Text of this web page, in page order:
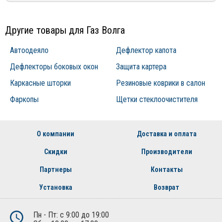
Другие товары для Газ Волга
Автоодеяло
Дефлектор капота
Дефлекторы боковых окон
Защита картера
Каркасные шторки
Резиновые коврики в салон
Фаркопы
Щетки стеклоочистителя
О компании Доставка и оплата
Скидки Производители
Партнеры Контакты
Установка Возврат
Пн - Пт: с 9:00 до 19:00